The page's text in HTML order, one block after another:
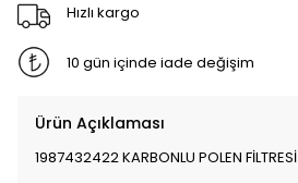
Hızlı kargo
10 gün içinde iade değişim
Ürün Açıklaması
1987432422 KARBONLU POLEN FİLTRESİ